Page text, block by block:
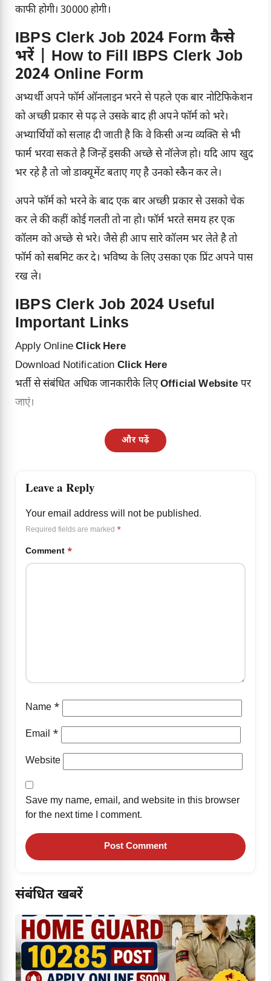
काफी होगी। 30000 होगी।
IBPS Clerk Job 2024 Form कैसे
भरें | How to Fill IBPS Clerk Job
2024 Online Form
अभ्यर्थी अपने फॉर्म ऑनलाइन भरने से पहले एक बार नोटिफिकेशन
को अच्छी प्रकार से पढ़ ले उसके बाद ही अपने फॉर्म को भरे।
अभ्यार्थियों को सलाह दी जाती है कि वे किसी अन्य व्यक्ति से भी
फार्म भरवा सकते है जिन्हें इसकी अच्छे से नॉलेज हो। यदि आप खुद
भर रहे है तो जो डाक्यूमेंट बताए गए है उनको स्कैन कर ले।
अपने फॉर्म को भरने के बाद एक बार अच्छी प्रकार से उसको चेक
कर ले की कहीं कोई गलती तो ना हो। फॉर्म भरते समय हर एक
कॉलम को अच्छे से भरे। जैसे ही आप सारे कॉलम भर लेते है तो
फॉर्म को सबमिट कर दे। भविष्य के लिए उसका एक प्रिंट अपने पास
रख ले।
IBPS Clerk Job 2024 Useful
Important Links
Apply OnlineClick Here
Download Notification Click Here
भर्ती से संबंधित अधिक जानकारीके लिएOfficial Website पर
जाएं।
और पढ़ें
Leave a Reply
Your email address will not be published.
Required fields are marked *
Comment *
Name *
Email *
Website
Save my name, email, and website in this browser
for the next time I comment.
संबंधित खबरें